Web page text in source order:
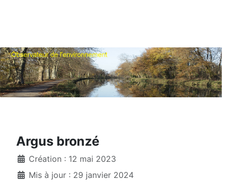
Argus bronzé
Création : 12 mai 2023
Mis à jour : 29 janvier 2024